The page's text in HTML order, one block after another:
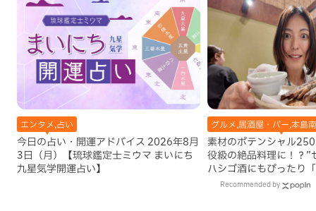
エンタメ,占い
今日の占い・開運アドバイス 2026年8月
3日（月）【琉球鑑定士ミウマ まいにち
九星気学開運占い】
グルメ,居酒屋・バー,本島
素材のポテンシャル
役級の絶品料理に！？”
ハシゴ酒にもぴったり
亭」（那覇市）
Recommended by